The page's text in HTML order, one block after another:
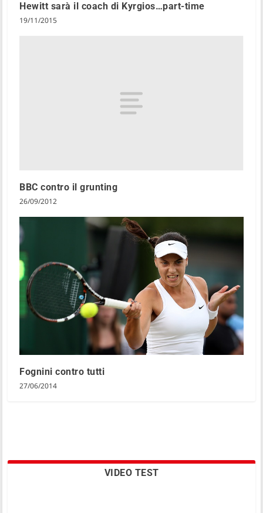
Hewitt sarà il coach di Kyrgios…part-time
19/11/2015
BBC contro il grunting
26/09/2012
Fognini contro tutti
27/06/2014
VIDEO TEST